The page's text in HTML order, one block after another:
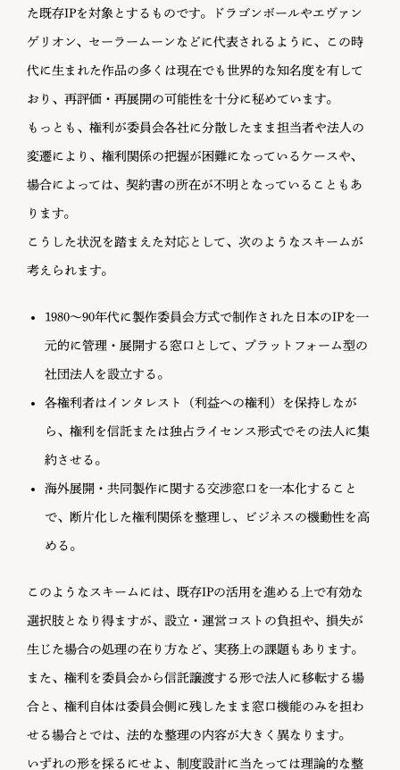
た既存IPを対象とするものです。ドラゴンボールやエヴァン
ゲリオン、セーラームーンなどに代表されるように、この時
代に生まれた作品の多くは現在でも世界的な知名度を有して
おり、再評価・再展開の可能性を十分に秘めています。
もっとも、権利が委員会各社に分散したまま担当者や法人の
変遷により、権利関係の把握が困難になっているケースや、
場合によっては、契約書の所在が不明となっていることもあ
ります。
こうした状況を踏まえた対応として、次のようなスキームが
考えられます。
1980〜90年代に製作委員会方式で制作された日本のIPを一
元的に管理・展開する窓口として、プラットフォーム型の
社団法人を設立する。
各権利者はインタレスト（利益への権利）を保持しなが
ら、権利を信託または独占ライセンス形式でその法人に集
約させる。
海外展開・共同製作に関する交渉窓口を一本化すること
で、断片化した権利関係を整理し、ビジネスの機動性を高
める。
このようなスキームには、既存IPの活用を進める上で有効な
選択肢となり得ますが、設立・運営コストの負担や、損失が
生じた場合の処理の在り方など、実務上の課題もあります。
また、権利を委員会から信託譲渡する形で法人に移転する場
合と、権利自体は委員会側に残したまま窓口機能のみを担わ
せる場合とでは、法的な整理の内容が大きく異なります。
いずれの形を採るにせよ、制度設計に当たっては理論的な整